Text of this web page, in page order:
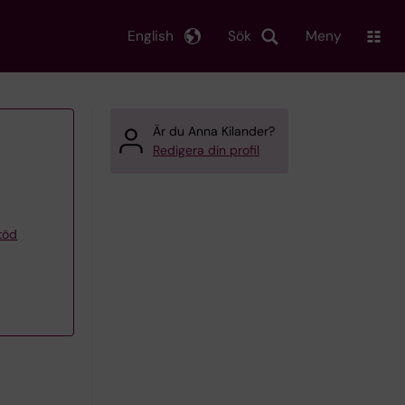
Sök
English Meny
Är du Anna Kilander?
Redigera din profil